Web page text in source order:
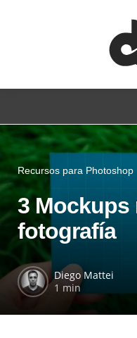
Recursos para Photoshop
3 Mockups
fotografía
Diego Mattei
1 min